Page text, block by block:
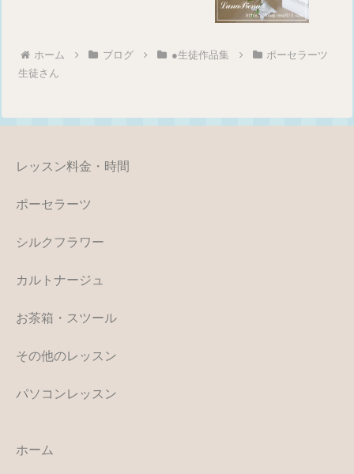
ホーム ブログ ●生徒作品集
ポーセラーツ
生徒さん
レッスン料金・時間
ポーセラーツ
シルクフラワー
カルトナージュ
お茶箱・スツール
その他のレッスン
パソコンレッスン
ホーム